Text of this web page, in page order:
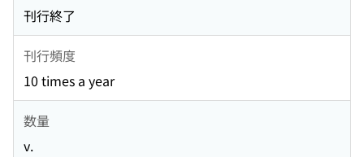
刊行終了
刊行頻度
10 times a year
数量
v.